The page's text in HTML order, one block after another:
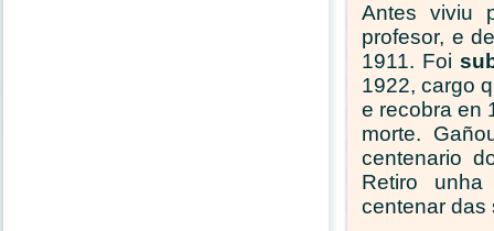
Antes viviu
profesor, e
1911. Foi
1922, cargo
e recobra en
morte.
centenario
Retiro
centenar das